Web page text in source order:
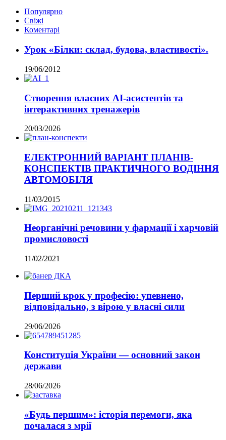
Популярно
Свіжі
Коментарі
Урок «Білки: склад, будова, властивості».
19/06/2012
Створення власних AI-асистентів та
інтерактивних тренажерів
20/03/2026
ЕЛЕКТРОННИЙ ВАРІАНТ ПЛАНІВ-
КОНСПЕКТІВ ПРАКТИЧНОГО ВОДІННЯ
АВТОМОБІЛЯ
11/03/2015
Неорганічні речовини у фармації і харчовій
промисловості
11/02/2021
Перший крок у професію: упевнено,
відповідально, з вірою у власні сили
29/06/2026
Конституція України — основний закон
держави
28/06/2026
«Будь першим»: історія перемоги, яка
почалася з мрії